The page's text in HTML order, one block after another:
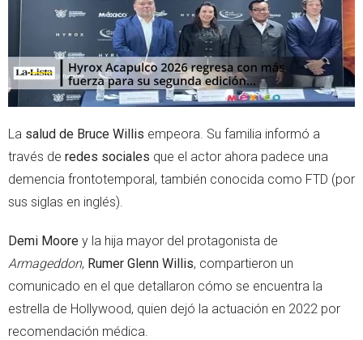
La salud de Bruce Willis empeora. Su familia informó a
través de redes sociales que el actor ahora padece una
demencia frontotemporal, también conocida como FTD (por
sus siglas en inglés).
Demi Moore y la hija mayor del protagonista de
Armageddon, Rumer Glenn Willis, compartieron un
comunicado en el que detallaron cómo se encuentra la
estrella de Hollywood, quien dejó la actuación en 2022 por
recomendación médica.